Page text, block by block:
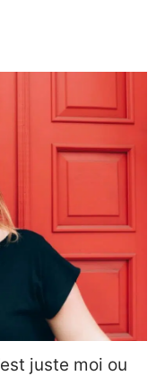
juste moi ou